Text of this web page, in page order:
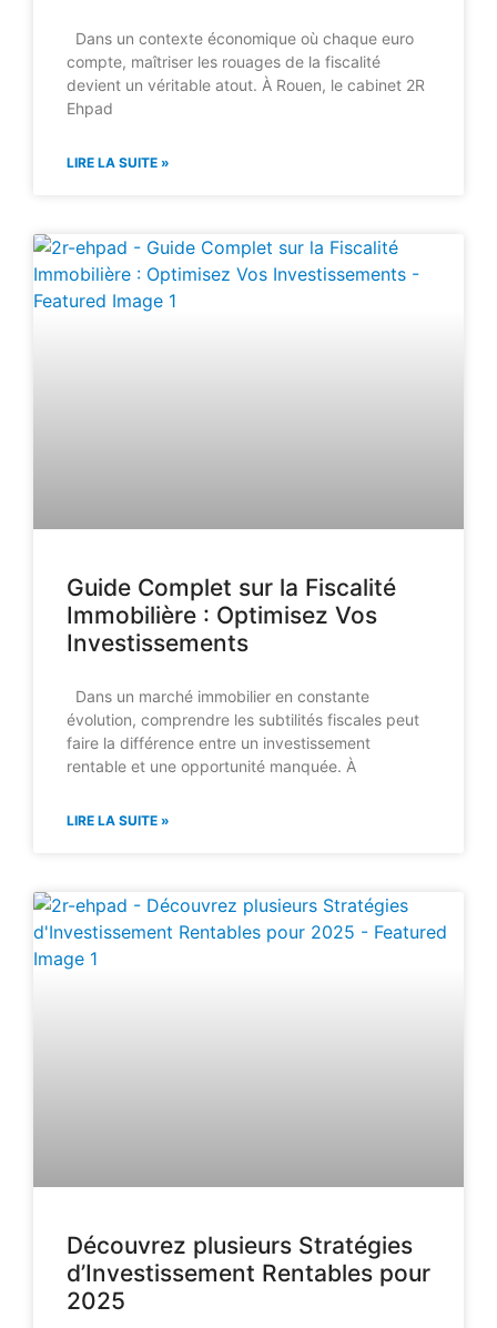
Dans un contexte économique où chaque euro
compte, maîtriser les rouages de la fiscalité
devient un véritable atout. À Rouen, le cabinet 2R
Ehpad
LIRE LA SUITE »
Guide Complet sur la Fiscalité
Immobilière : Optimisez Vos
Investissements
Dans un marché immobilier en constante
évolution, comprendre les subtilités fiscales peut
faire la différence entre un investissement
rentable et une opportunité manquée. À
LIRE LA SUITE »
Découvrez plusieurs Stratégies
d’Investissement Rentables pour
2025